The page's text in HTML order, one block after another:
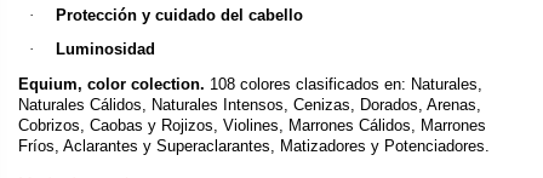
·
Protección y cuidado del cabello
·
Luminosidad
Equium, color colection. 108 colores clasificados en: Naturales,
Naturales Cálidos, Naturales Intensos, Cenizas, Dorados, Arenas,
Cobrizos, Caobas y Rojizos, Violines, Marrones Cálidos, Marrones
Fríos, Aclarantes y Superaclarantes, Matizadores y Potenciadores.